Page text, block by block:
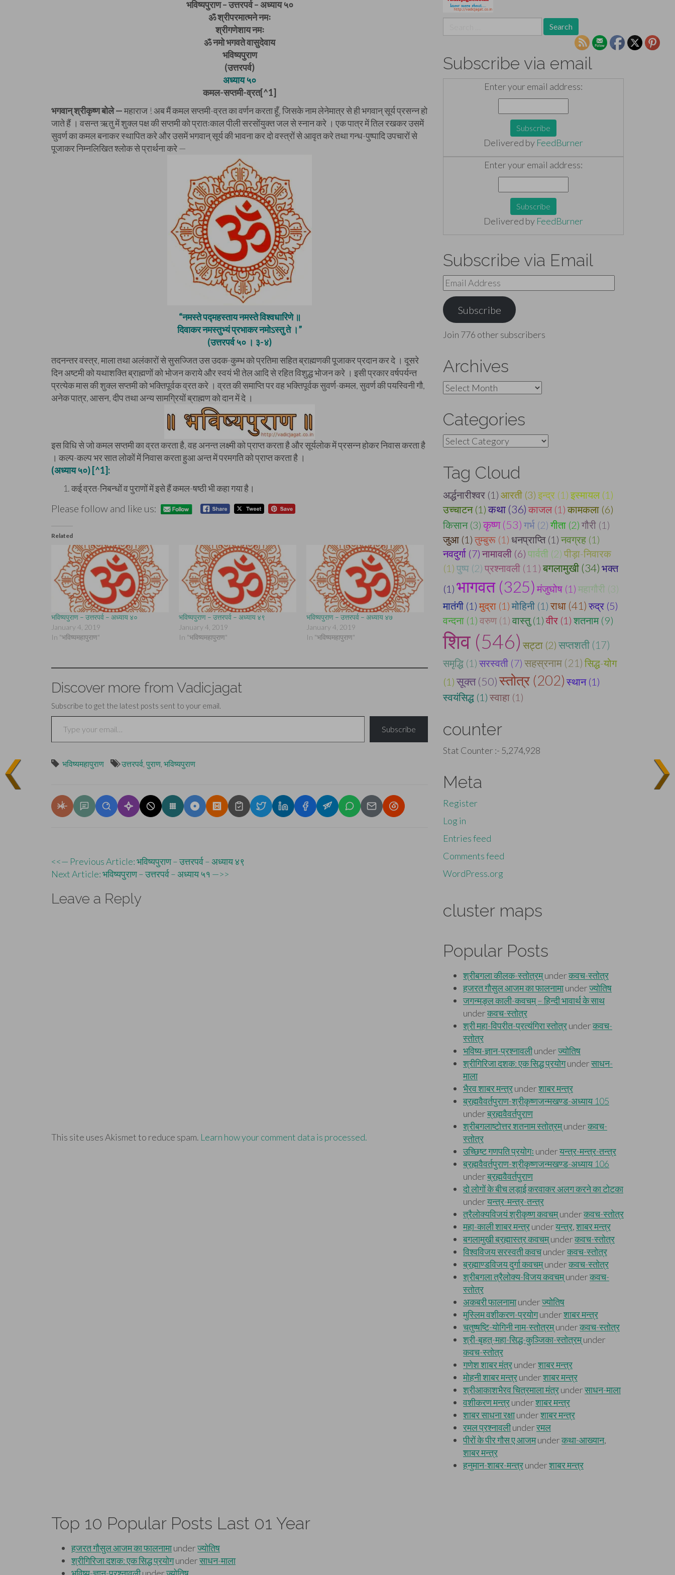
भविष्यपुराण – उत्तरपर्व – अध्याय ५०
ॐ श्रीपरमात्मने नमः
श्रीगणेशाय नमः
ॐ नमो भगवते वासुदेवाय
भविष्यपुराण
(उत्तरपर्व)
अध्याय ५०
कमल-सप्तमी-व्रत[^1]
भगवान् श्रीकृष्ण बोले —महाराज ! अब मैं कमल सप्तमी-व्रत का वर्णन करता हूँ, जिसके नाम लेनेमात्र से ही भगवान् सूर्य प्रसन्न हो
जाते हैं । वसन्त ऋतु में शुक्ल पक्ष की सप्तमी को प्रातःकाल पीली सरसोंयुक्त जल से स्नान करे । एक पात्र में तिल रखकर उसमें
सुवर्ण का कमल बनाकर स्थापित करे और उसमें भगवान् सूर्य की भावना कर दो वस्त्रों से आवृत करे तथा गन्ध-पुष्पादि उपचारों से
पूजाकर निम्नलिखित श्लोक से प्रार्थना करे —
“नमस्ते पद्महस्ताय नमस्ते विश्वधारिणे ॥
दिवाकर नमस्तुभ्यं प्रभाकर नमोऽस्तु ते ।”
(उत्तरपर्व ५० । ३-४)
तदनन्तर वस्त्र, माला तथा अलंकारों से सुसज्जित उस उदक-कुम्भ को प्रतिमा सहित ब्राह्मणकी पूजाकर प्रदान कर दे । दूसरे
दिन अष्टमी को यथाशक्ति ब्राह्मणों को भोजन कराये और स्वयं भी तेल आदि से रहित विशुद्ध भोजन करे । इसी प्रकार वर्षपर्यन्त
प्रत्येक मास की शुक्ल सप्तमी को भक्तिपूर्वक व्रत करे । व्रत की समाप्ति पर वह भक्तिपूर्वक सुवर्ण-कमल, सुवर्ण की पयस्विनी गौ,
अनेक पात्र, आसन, दीप तथा अन्य सामग्रियों ब्राह्मण को दान में दे ।
इस विधि से जो कमल सप्तमी का व्रत करता है, वह अनन्त लक्ष्मी को प्राप्त करता है और सूर्यलोक में प्रसन्न होकर निवास करता है
। कल्प-कल्प भर सात लोकों में निवास करता हुआ अन्त में परमगति को प्राप्त करता है ।
(अध्याय ५०) [^1]:
कई व्रत-निबन्धों व पुराणों में इसे हैं कमल-षष्ठी भी कहा गया है।
Please follow and like us:
Related
भविष्यपुराण – उत्तरपर्व – अध्याय ४०
January 4, 2019
In "भविष्यमहापुराण"
भविष्यपुराण – उत्तरपर्व – अध्याय ४९
January 4, 2019
In "भविष्यमहापुराण"
भविष्यपुराण – उत्तरपर्व – अध्याय ४७
January 4, 2019
In "भविष्यमहापुराण"
Discover more from Vadicjagat
Subscribe to get the latest posts sent to your email.
Type your email…
Subscribe
भविष्यमहापुराण उत्तरपर्व पुराण भविष्यपुराण
Post
navigation
<<— Previous Article: भविष्यपुराण – उत्तरपर्व – अध्याय ४९
Next Article: भविष्यपुराण – उत्तरपर्व – अध्याय ५१ —>>
Leave a Reply
This site uses Akismet to reduce spam. Learn how your comment data is processed.
for:
Subscribe via email
Enter your email address:
Delivered by FeedBurner
Enter your email address:
Delivered by FeedBurner
Subscribe via Email
Email
Address
Subscribe
Join 776 other subscribers
Archives
Archives
Categories
Categories
Tag Cloud
अर्द्धनारीश्वर (1) आरती (3) इन्द्र (1) इस्मायल (1)
उच्चाटन (1) कथा (36) काजल (1) कामकला (6)
किसान (3) कृष्ण (53) गर्भ (2) गीता (2) गौरी (1)
जुआ (1) तुम्बुरू (1) धनप्राप्ति (1) नवग्रह (1)
नवदुर्गा (7) नामावली (6) पार्वती (2) पीड़ा-निवारक
(1) पुष्प (2) प्रश्नावली (11) बगलामुखी (34) भक्त
(1) भागवत (325) मंजुघोष (1) महागौरी (3)
मातंगी (1) मुद्रा (1) मोहिनी (1) राधा (41) रुद्र (5)
वन्दना (1) वरुण (1) वास्तु (1) वीर (1) शतनाम (9)
शिव (546) सट्टा (2) सप्तशती (17)
समृद्धि (1) सरस्वती (7) सहस्रनाम (21) सिद्ध-योग
(1) सूक्त (50)स्तोत्र (202) स्थान (1)
स्वयंसिद्ध (1) स्वाहा (1)
counter
Stat Counter :- 5,274,928
Meta
Register
Log in
Entries feed
Comments feed
WordPress.org
cluster maps
Popular Posts
Top 10 Popular Posts Last 01 Year